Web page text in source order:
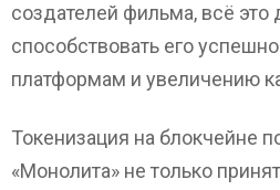
создателей фильма, всё
способствовать его
платформам и увеличению
Токенизация на блокчейне
«Монолита» не только